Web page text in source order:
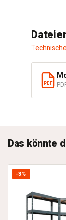
PDF
Das könnte
-3%